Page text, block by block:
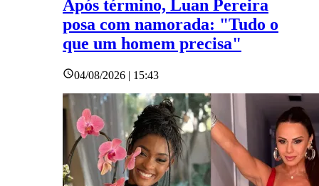
Após término, Luan Pereira
posa com namorada: "Tudo o
que um homem precisa"
04/08/2026 | 15:43